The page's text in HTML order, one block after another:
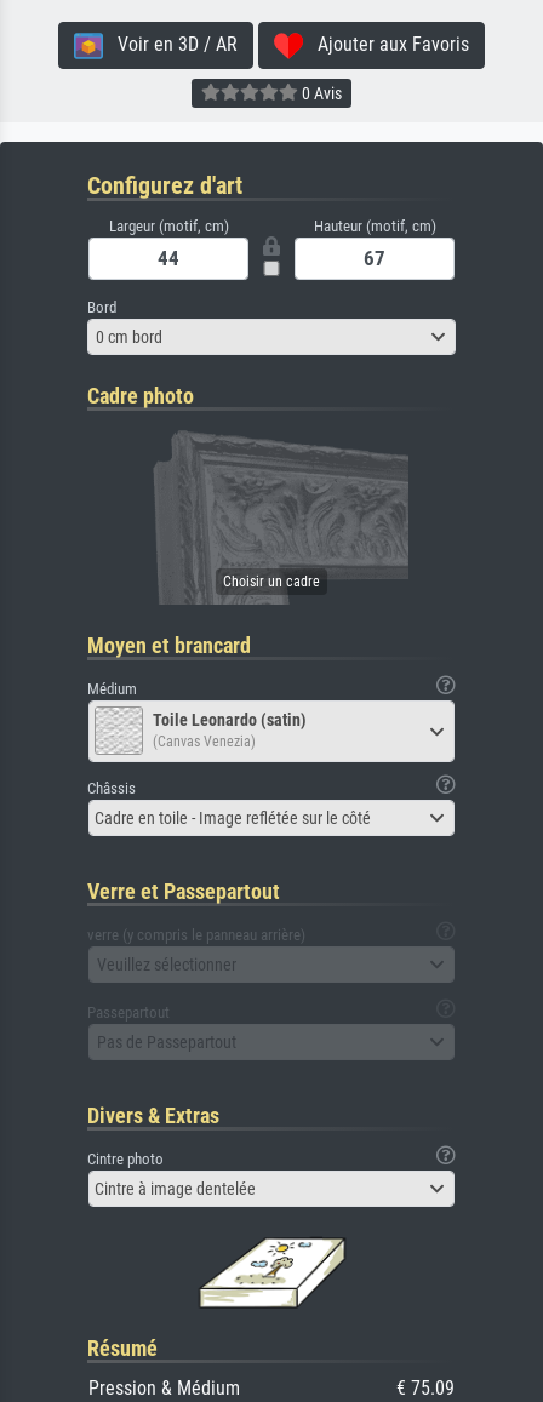
Voir en 3D / AR Ajouter aux Favoris
0 Avis
Configurez d'art
Largeur (motif, cm) Hauteur (motif, cm)
Bord
0 cm bord
Cadre photo
Moyen et brancard
Médium
Toile Leonardo (satin)
(Canvas Venezia)
Châssis
Cadre en toile - Image reflétée sur le côté
Verre et Passepartout
verre (y compris le panneau arrière)
Veuillez sélectionner
Passepartout
Pas de Passepartout
Divers & Extras
Cintre photo
Cintre à image dentelée
Résumé
Pression & Médium
€ 75.09